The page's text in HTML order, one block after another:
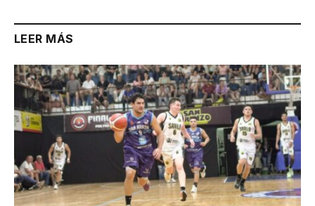
LEER MÁS